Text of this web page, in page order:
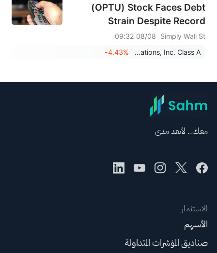
(OPTU) Stock Faces Debt
Strain Despite Record
Margins
Simply Wall St
08/08 09:32
Optimum Communications, Inc. Class A
-4.43%
معك.. لأبعد مدى
الاستثمار
الأسهم
صناديق المؤشرات المتداولة